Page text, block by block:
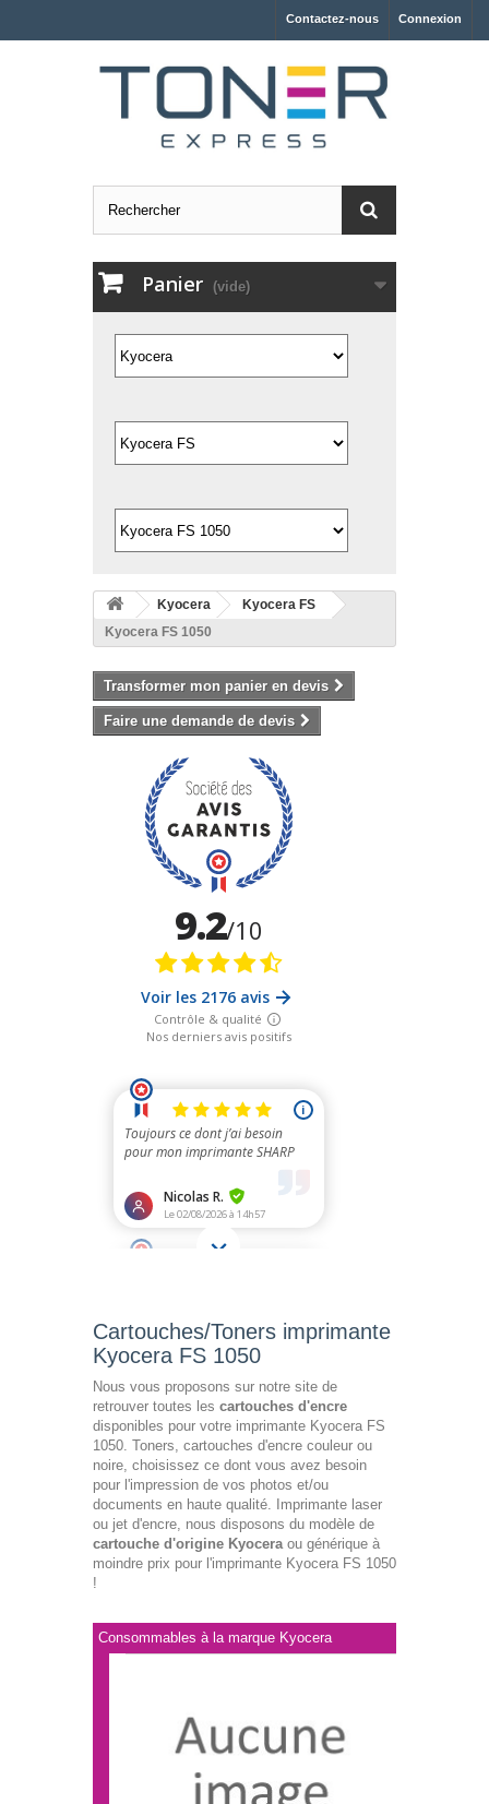
Connexion
Contactez-nous
Panier (vide)
Kyocera
Kyocera FS
Kyocera FS 1050
Transformer mon panier en devis
Faire une demande de devis
Cartouches/Toners imprimante
Kyocera FS 1050
Nous vous proposons sur notre site de
retrouver toutes les cartouches d'encre
disponibles pour votre imprimante Kyocera FS
1050. Toners, cartouches d'encre couleur ou
noire, choisissez ce dont vous avez besoin
pour l'impression de vos photos et/ou
documents en haute qualité. Imprimante laser
ou jet d'encre, nous disposons du modèle de
cartouche d'origine Kyoceraou générique à
moindre prix pour l'imprimante Kyocera FS 1050
!
Consommables à la marque Kyocera